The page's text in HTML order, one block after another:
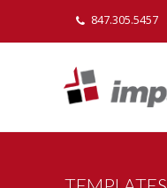
847.305.5457